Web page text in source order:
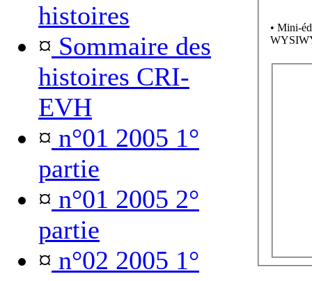
histoires
¤ Sommaire des
histoires CRI-
EVH
¤ n°01 2005 1°
partie
¤ n°01 2005 2°
partie
¤ n°02 2005 1°
• Mini-